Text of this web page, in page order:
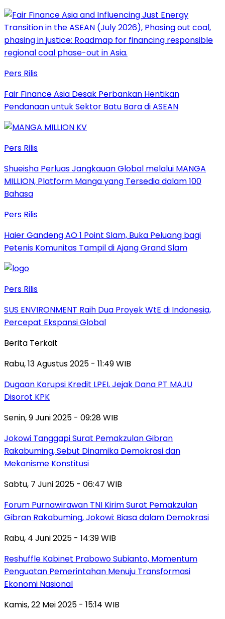
Pers Rilis
Fair Finance Asia Desak Perbankan Hentikan
Pendanaan untuk Sektor Batu Bara di ASEAN
Pers Rilis
Shueisha Perluas Jangkauan Global melalui MANGA
MILLION, Platform Manga yang Tersedia dalam 100
Bahasa
Pers Rilis
Haier Gandeng AO 1 Point Slam, Buka Peluang bagi
Petenis Komunitas Tampil di Ajang Grand Slam
Pers Rilis
SUS ENVIRONMENT Raih Dua Proyek WtE di Indonesia,
Percepat Ekspansi Global
Berita Terkait
Rabu, 13 Agustus 2025 - 11:49 WIB
Dugaan Korupsi Kredit LPEI, Jejak Dana PT MAJU
Disorot KPK
Senin, 9 Juni 2025 - 09:28 WIB
Jokowi Tanggapi Surat Pemakzulan Gibran
Rakabuming, Sebut Dinamika Demokrasi dan
Mekanisme Konstitusi
Sabtu, 7 Juni 2025 - 06:47 WIB
Forum Purnawirawan TNI Kirim Surat Pemakzulan
Gibran Rakabuming, Jokowi: Biasa dalam Demokrasi
Rabu, 4 Juni 2025 - 14:39 WIB
Reshuffle Kabinet Prabowo Subianto, Momentum
Penguatan Pemerintahan Menuju Transformasi
Ekonomi Nasional
Kamis, 22 Mei 2025 - 15:14 WIB